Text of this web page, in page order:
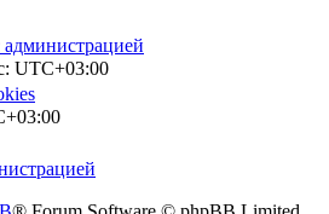
администрацией
UTC+03:00